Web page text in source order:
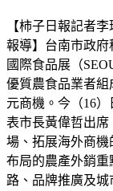
【柿子日報記者
報導】台南市政府
國際食品展（
優質農食品業者
元商機。今（16
表市長黃偉哲出
場、拓展海外商
布局的農產外銷
路、品牌推廣及